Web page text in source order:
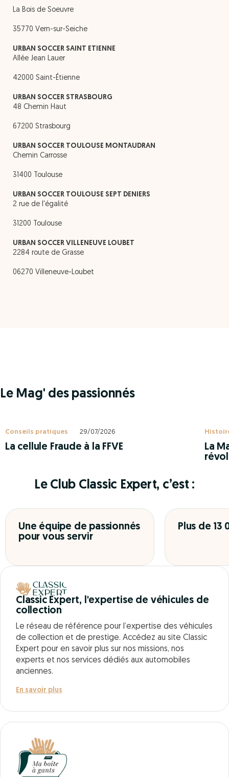
La Bois de Soeuvre
35770 Vern-sur-Seiche
URBAN SOCCER SAINT ETIENNE
Allée Jean Lauer
42000 Saint-Étienne
URBAN SOCCER STRASBOURG
48 Chemin Haut
67200 Strasbourg
URBAN SOCCER TOULOUSE MONTAUDRAN
Chemin Carrosse
31400 Toulouse
URBAN SOCCER TOULOUSE SEPT DENIERS
2 rue de l'égalité
31200 Toulouse
URBAN SOCCER VILLENEUVE LOUBET
2284 route de Grasse
06270 Villeneuve-Loubet
Le Mag' des passionnés
Conseils pratiques 29/07/2026
La cellule Fraude à la FFVE
La
Le Club Classic Expert, c’est :
Une équipe de passionnés
pour vous servir
Plus de 13
Classic Expert, l'expertise de véhicules de
collection
Le réseau de référence pour l’expertise des véhicules
de collection et de prestige. Accédez au site Classic
Expert pour en savoir plus sur nos missions, nos
experts et nos services dédiés aux automobiles
anciennes.
En savoir plus